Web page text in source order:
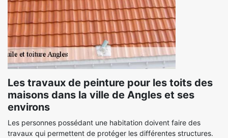
Les travaux de peinture pour les toits des
maisons dans la ville de Angles et ses
environs
Les personnes possédant une habitation doivent faire des
travaux qui permettent de protéger les différentes structures.